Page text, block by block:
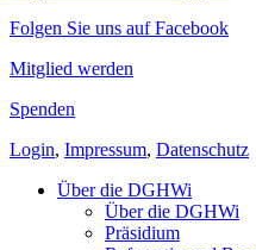
Folgen Sie uns auf Facebook
Mitglied werden
Spenden
Login, Impressum, Datenschutz
Über die DGHWi
Über die DGHWi
Präsidium